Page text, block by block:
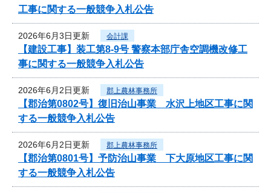
工事に関する一般競争入札公告
2026年6月3日更新 会計課
【建設工事】装工第8-9号 警察本部庁舎空調機改修工
事に関する一般競争入札公告
2026年6月2日更新 郡上農林事務所
【郡治第0802号】復旧治山事業 水沢上地区工事に関
する一般競争入札公告
2026年6月2日更新 郡上農林事務所
【郡治第0801号】予防治山事業 下大原地区工事に関
する一般競争入札公告